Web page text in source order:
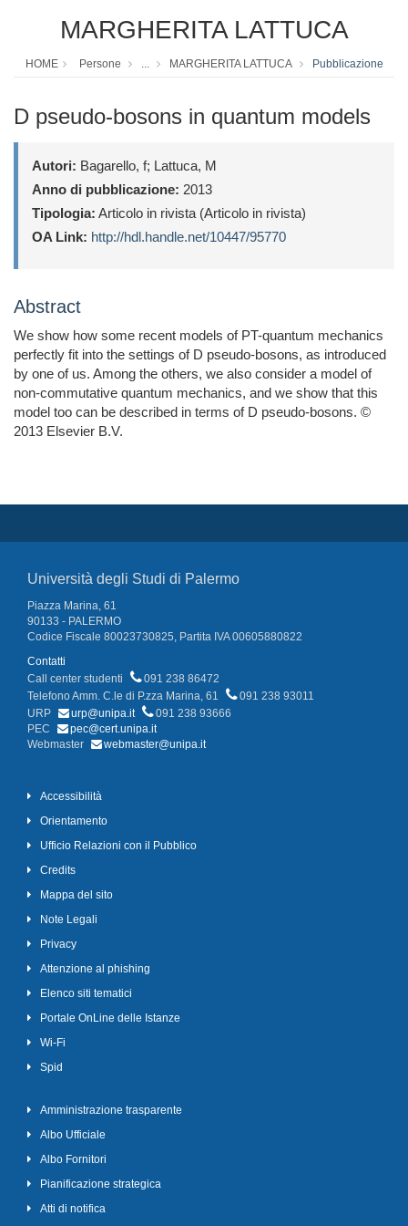
MARGHERITA LATTUCA
HOME Persone ... MARGHERITA LATTUCA Pubblicazione
D pseudo-bosons in quantum models
Autori: Bagarello, f; Lattuca, M
Anno di pubblicazione: 2013
Tipologia: Articolo in rivista (Articolo in rivista)
OA Link: http://hdl.handle.net/10447/95770
Abstract
We show how some recent models of PT-quantum mechanics
perfectly fit into the settings of D pseudo-bosons, as introduced
by one of us. Among the others, we also consider a model of
non-commutative quantum mechanics, and we show that this
model too can be described in terms of D pseudo-bosons. ©
2013 Elsevier B.V.
Università degli Studi di Palermo
Piazza Marina, 61
90133 - PALERMO
Codice Fiscale 80023730825, Partita IVA 00605880822
Contatti
Call center studenti
091 238 86472
Telefono Amm. C.le di P.zza Marina, 61
091 238 93011
URP
urp@unipa.it
091 238 93666
PEC
pec@cert.unipa.it
Webmaster
webmaster@unipa.it
Accessibilità
Orientamento
Ufficio Relazioni con il Pubblico
Credits
Mappa del sito
Note Legali
Privacy
Attenzione al phishing
Elenco siti tematici
Portale OnLine delle Istanze
Wi-Fi
Spid
Amministrazione trasparente
Albo Ufficiale
Albo Fornitori
Pianificazione strategica
Atti di notifica